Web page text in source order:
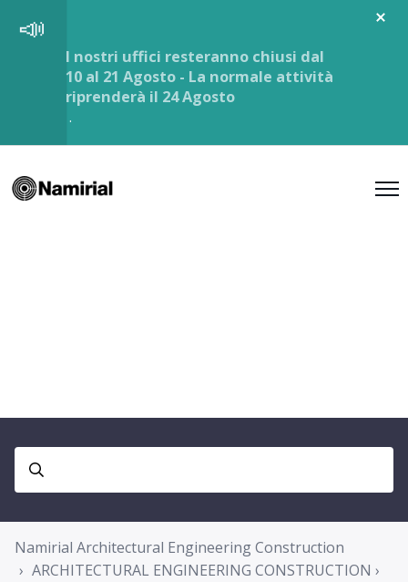
I nostri uffici resteranno chiusi dal
10 al 21 Agosto - La normale attività
riprenderà il 24 Agosto
.
Namirial Architectural Engineering Construction
ARCHITECTURAL ENGINEERING CONSTRUCTION ›